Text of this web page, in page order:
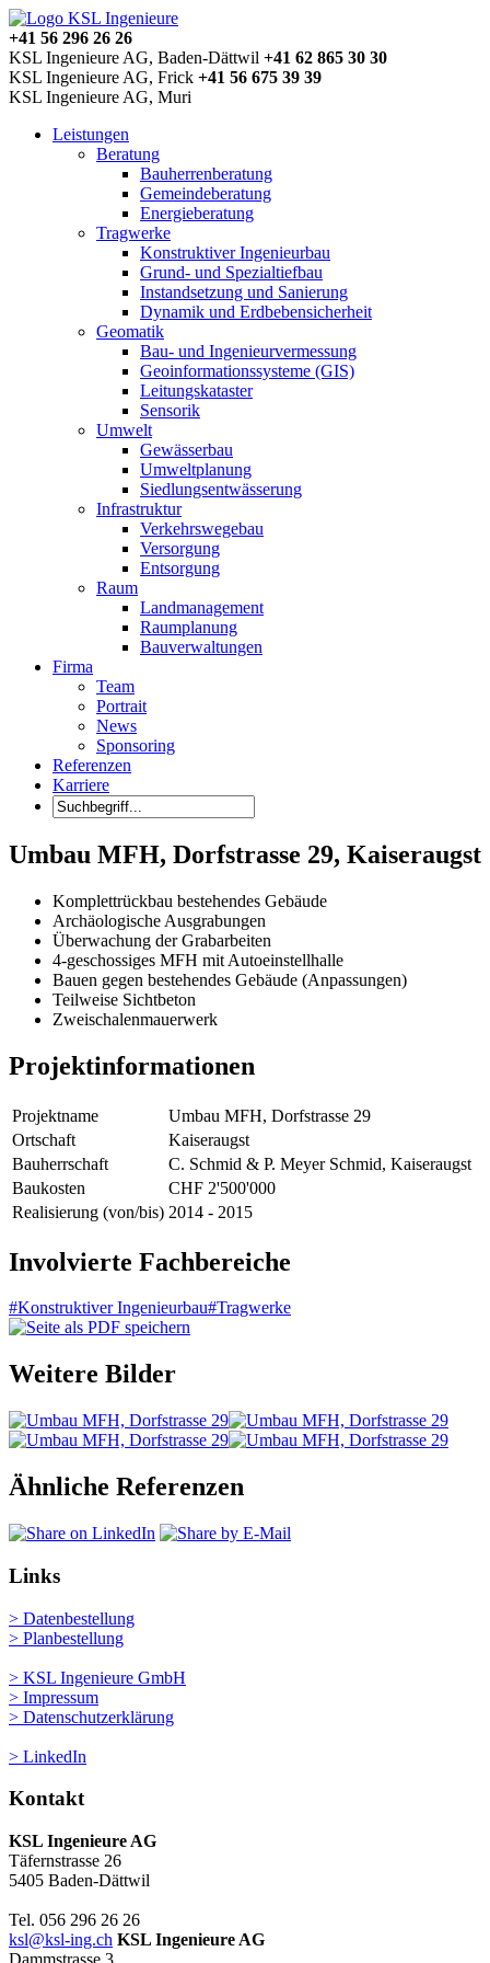
+41 56 296 26 26
KSL Ingenieure AG, Baden-Dättwil +41 62 865 30 30
KSL Ingenieure AG, Frick +41 56 675 39 39
KSL Ingenieure AG, Muri
Leistungen
Beratung
Bauherrenberatung
Gemeindeberatung
Energieberatung
Tragwerke
Konstruktiver Ingenieurbau
Grund- und Spezialtiefbau
Instandsetzung und Sanierung
Dynamik und Erdbebensicherheit
Geomatik
Bau- und Ingenieurvermessung
Geoinformationssysteme (GIS)
Leitungskataster
Sensorik
Umwelt
Gewässerbau
Umweltplanung
Siedlungsentwässerung
Infrastruktur
Verkehrswegebau
Versorgung
Entsorgung
Raum
Landmanagement
Raumplanung
Bauverwaltungen
Firma
Team
Portrait
News
Sponsoring
Referenzen
Karriere
Umbau MFH, Dorfstrasse 29, Kaiseraugst
Komplettrückbau bestehendes Gebäude
Archäologische Ausgrabungen
Überwachung der Grabarbeiten
4-geschossiges MFH mit Autoeinstellhalle
Bauen gegen bestehendes Gebäude (Anpassungen)
Teilweise Sichtbeton
Zweischalenmauerwerk
Projektinformationen
Projektname
Umbau MFH, Dorfstrasse 29
Ortschaft
Kaiseraugst
Bauherrschaft
C. Schmid & P. Meyer Schmid, Kaiseraugst
Baukosten
CHF 2'500'000
Realisierung (von/bis) 2014 - 2015
Involvierte Fachbereiche
#Konstruktiver Ingenieurbau#Tragwerke
Weitere Bilder
Ähnliche Referenzen
Links
> Datenbestellung
> Planbestellung
> KSL Ingenieure GmbH
> Impressum
> Datenschutzerklärung
> LinkedIn
Kontakt
KSL Ingenieure AG
Täfernstrasse 26
5405 Baden-Dättwil
Tel. 056 296 26 26
ksl@ksl-ing.ch KSL Ingenieure AG
Dammstrasse 3